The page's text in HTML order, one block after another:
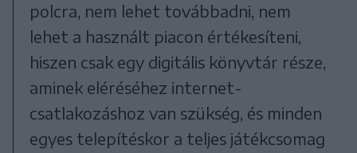
polcra, nem lehet továbbadni, nem
lehet a használt piacon értékesíteni,
hiszen csak egy digitális könyvtár része,
aminek eléréséhez internet-
csatlakozáshoz van szükség, és minden
egyes telepítéskor a teljes játékcsomag